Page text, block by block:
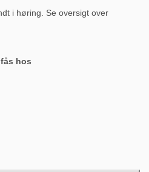
i høring. Se oversigt over
hos